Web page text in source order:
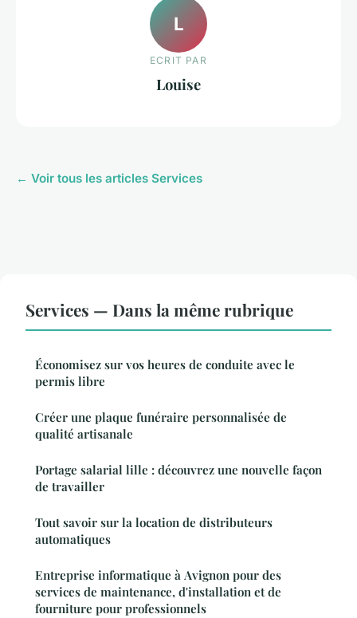
L
ECRIT PAR
Louise
← Voir tous les articles Services
Services — Dans la même rubrique
Économisez sur vos heures de conduite avec le
permis libre
Créer une plaque funéraire personnalisée de
qualité artisanale
Portage salarial lille : découvrez une nouvelle façon
de travailler
Tout savoir sur la location de distributeurs
automatiques
Entreprise informatique à Avignon pour des
services de maintenance, d'installation et de
fourniture pour professionnels